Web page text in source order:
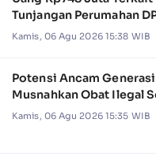
Tunjangan Perumahan
Kamis, 06 Agu 2026 15:38 WIB
Potensi Ancam
Musnahkan Obat Ilegal
Kamis, 06 Agu 2026 15:35 WIB